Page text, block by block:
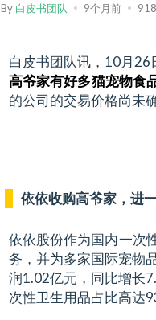
By 白皮书团队 9个月前
白皮书团队讯，10月26
高爷家有好多猫宠物食
的公司的交易价格尚未
依依收购高爷家，进
依依股份作为国内一次
务，并为多家国际宠物
润1.02亿元，同比增长
次性卫生用品占比高达